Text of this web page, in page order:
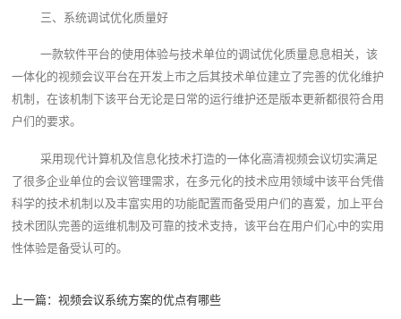
三、系统调试优化质量好
一款软件平台的使用体验与技术单位的调试优化质量息息相关，该
一体化的视频会议平台在开发上市之后其技术单位建立了完善的优化维护
机制，在该机制下该平台无论是日常的运行维护还是版本更新都很符合用
户们的要求。
采用现代计算机及信息化技术打造的一体化高清视频会议切实满足
了很多企业单位的会议管理需求，在多元化的技术应用领域中该平台凭借
科学的技术机制以及丰富实用的功能配置而备受用户们的喜爱，加上平台
技术团队完善的运维机制及可靠的技术支持，该平台在用户们心中的实用
性体验是备受认可的。
上一篇：视频会议系统方案的优点有哪些